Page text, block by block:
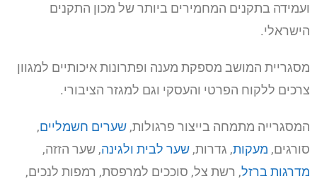
ועמידה בתקנים המחמירים ביותר של מכון התקנים
הישראלי.
מסגריית המושב מספקת מענה ופתרונות איכותיים למגוון
צרכים ללקוח הפרטי והעסקי וגם למגזר הציבורי.
המסגרייה מתמחה בייצור פרגולות, שערים חשמליים,
סורגים, מעקות, גדרות, שער לבית ולגינה, שער הזזה,
מדרגות ברזל, רשת צל, סוככים למרפסת, רמפות לנכים,